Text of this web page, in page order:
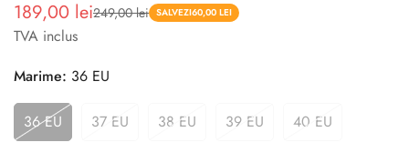
Pret
redus
189,00 lei
Pret 249,00 lei SALVEZI60,00 LEI
TVA inclus
Marime: 36 EU
36 EU 37 EU 38 EU 39 EU 40 EU